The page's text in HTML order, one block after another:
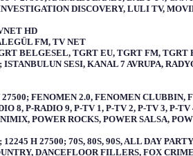
DISCOVERY, LULI TV,
HD
FM, TV NET
BELGESEL, TGRT EU, TGRT FM, TGRT
SESI, KANAL 7 AVRUPA,
FENOMEN 2.0, FENOMEN CLUBBIN,
8, P-RADIO 9, P-TV 1, P-TV 2, P-TV 3, P-
POWER ROCKS, POWER SALSA,
H 27500; 70S, 80S, 90S, ALL DAY
DANCEFLOOR FILLERS, FOX